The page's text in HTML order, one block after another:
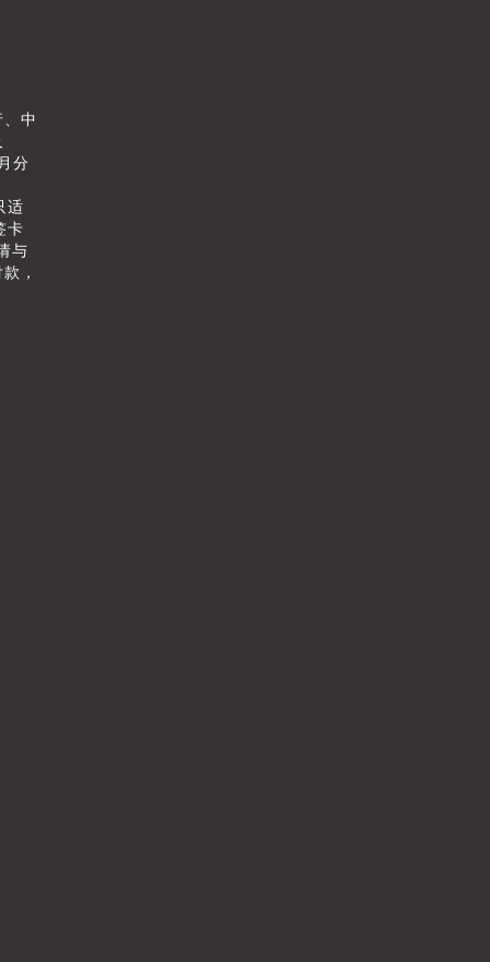
中
分
适
卡
与
，